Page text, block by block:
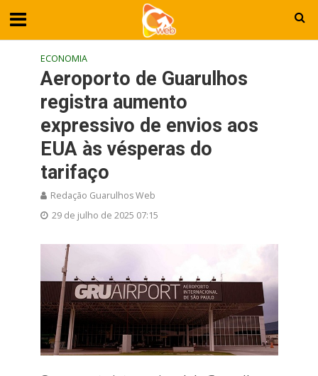
ECONOMIA
Aeroporto de Guarulhos
registra aumento
expressivo de envios aos
EUA às vésperas do
tarifaço
Redação Guarulhos Web
29 de julho de 2025 07:15